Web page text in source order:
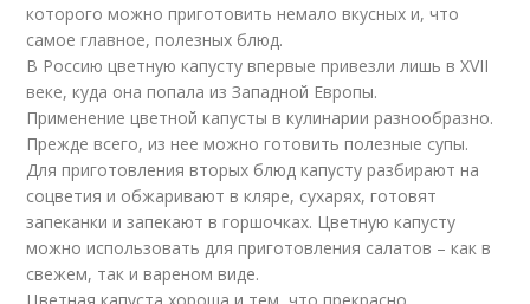
которого можно приготовить немало вкусных и, что
самое главное, полезных блюд.
В Россию цветную капусту впервые привезли лишь в XVII
веке, куда она попала из Западной Европы.
Применение цветной капусты в кулинарии разнообразно.
Прежде всего, из нее можно готовить полезные супы.
Для приготовления вторых блюд капусту разбирают на
соцветия и обжаривают в кляре, сухарях, готовят
запеканки и запекают в горшочках. Цветную капусту
можно использовать для приготовления салатов – как в
свежем, так и вареном виде.